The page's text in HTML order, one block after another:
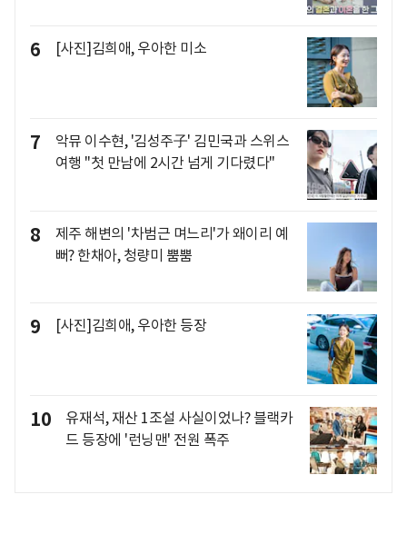
6 [사진]김희애, 우아한 미소
7
악뮤 이수현, '김성주子' 김민국과 스위스
여행 "첫 만남에 2시간 넘게 기다렸다"
8
제주 해변의 '차범근 며느리'가 왜이리 예
뻐? 한채아, 청량미 뿜뿜
9 [사진]김희애, 우아한 등장
10
유재석, 재산 1조설 사실이었나? 블랙카
드 등장에 '런닝맨' 전원 폭주